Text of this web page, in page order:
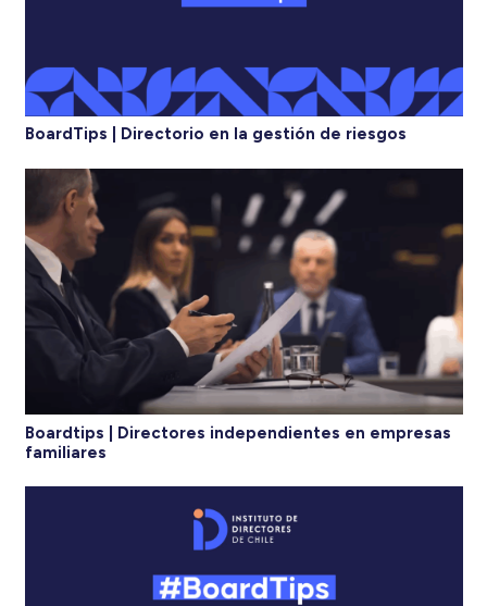
BoardTips | Directorio en la gestión de riesgos
Boardtips | Directores independientes en empresas
familiares